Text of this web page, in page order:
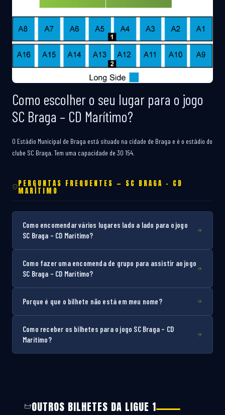
Como escolher o seu lugar para o jogo
SC Braga – CD Marítimo?
O Estádio Municipal de Braga está situado na cidade de Braga e é o estádio do
clube SC Braga. Tem uma capacidade de 30 154.
PERGUNTAS FREQUENTES — SC BRAGA – CD
MARÍTIMO
Como encomendar vários lugares lado a lado para o jogo
SC Braga – CD Marítimo?
Como fazer uma encomenda de grupo para assistir ao jogo
SC Braga – CD Marítimo?
Porque é que o bilhete não está em meu nome?
Como receber os bilhetes para o jogo SC Braga – CD
Marítimo?
OUTROS BILHETES DA LIGUE 1